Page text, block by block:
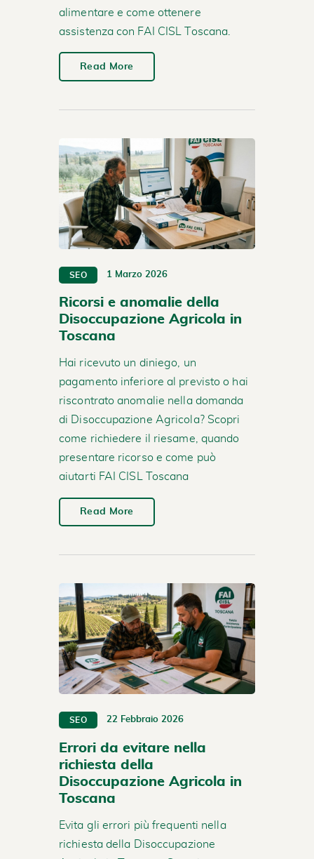
alimentare e come ottenere
assistenza con FAI CISL Toscana.
Read More
SEO 1 Marzo 2026
Ricorsi e anomalie della
Disoccupazione Agricola in
Toscana
Hai ricevuto un diniego, un
pagamento inferiore al previsto o hai
riscontrato anomalie nella domanda
di Disoccupazione Agricola? Scopri
come richiedere il riesame, quando
presentare ricorso e come può
aiutarti FAI CISL Toscana
Read More
SEO 22 Febbraio 2026
Errori da evitare nella
richiesta della
Disoccupazione Agricola in
Toscana
Evita gli errori più frequenti nella
richiesta della Disoccupazione